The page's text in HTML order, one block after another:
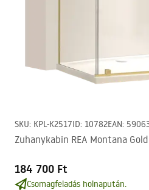
SKU: KPL-K2517ID: 10782EAN:
Zuhanykabin REA Montana
184 700 Ft
Csomagfeladás holnapután.